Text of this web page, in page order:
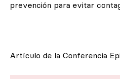
prevención para evitar
Artículo de la Conferencia